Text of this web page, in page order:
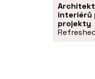
interiérů
projekty